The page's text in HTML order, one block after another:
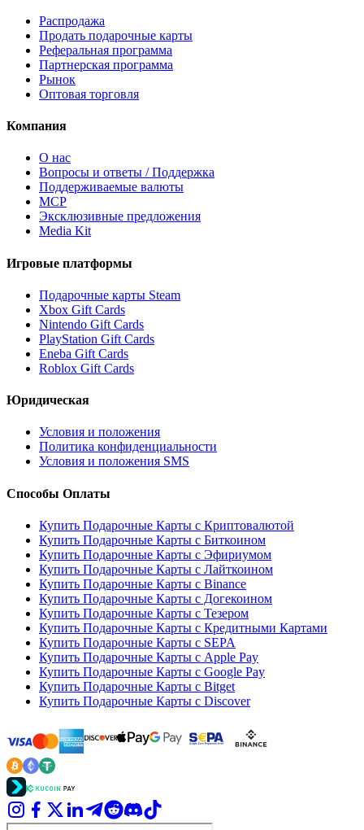
Распродажа
Продать подарочные карты
Реферальная программа
Партнерская программа
Рынок
Оптовая торговля
Компания
О нас
Вопросы и ответы / Поддержка
Поддерживаемые валюты
MCP
Эксклюзивные предложения
Media Kit
Игровые платформы
Подарочные карты Steam
Xbox Gift Cards
Nintendo Gift Cards
PlayStation Gift Cards
Eneba Gift Cards
Roblox Gift Cards
Юридическая
Условия и положения
Политика конфиденциальности
Условия и положения SMS
Способы Оплаты
Купить Подарочные Карты с Криптовалютой
Купить Подарочные Карты с Биткоином
Купить Подарочные Карты с Эфириумом
Купить Подарочные Карты с Лайткоином
Купить Подарочные Карты с Binance
Купить Подарочные Карты с Догекоином
Купить Подарочные Карты с Тезером
Купить Подарочные Карты с Кредитными Картами
Купить Подарочные Карты с SEPA
Купить Подарочные Карты с Apple Pay
Купить Подарочные Карты с Google Pay
Купить Подарочные Карты с Bitget
Купить Подарочные Карты с Discover